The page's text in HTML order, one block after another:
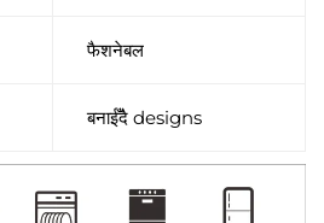
फैशनेबल
बनाईँदै designs